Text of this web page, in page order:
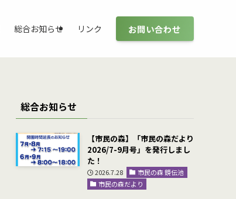
総合お知らせ リンク お問い合わせ
総合お知らせ
【市民の森】「市民の森だより
2026/7-9月号」を発行しまし
た！
2026.7.28
市民の森 鏡伝池
市民の森だより